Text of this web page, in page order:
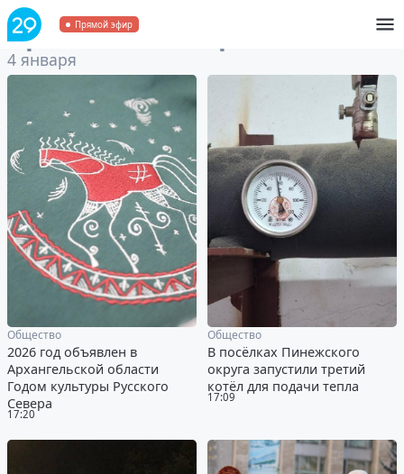
Прямой эфир
Архивза 4 января 2026
4 января
17:20
Общество
2026 год объявлен в
Архангельской области
Годом культуры Русского
Севера
17:09
Общество
В посёлках Пинежского
округа запустили третий
котёл для подачи тепла